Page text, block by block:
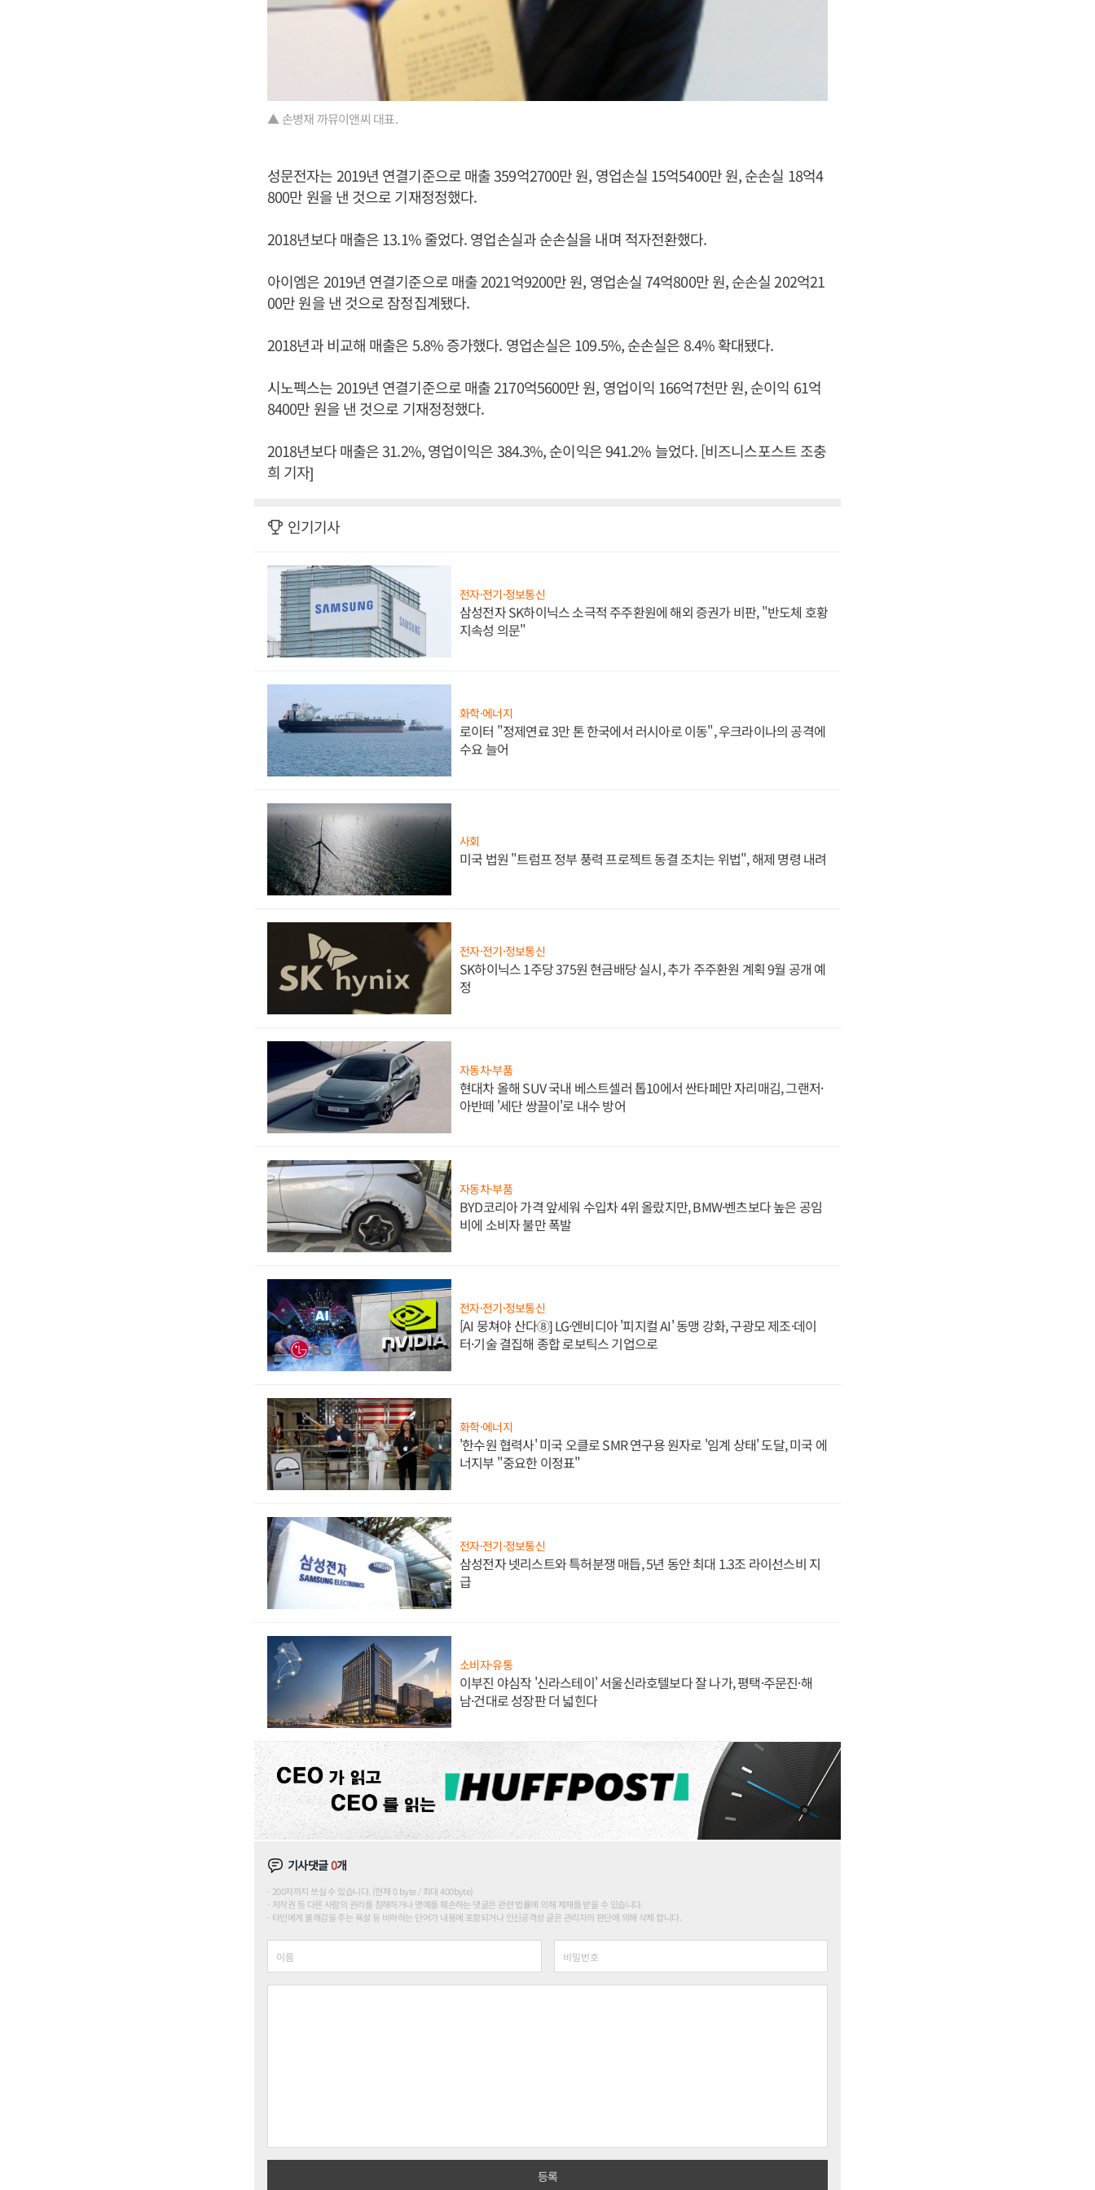
▲ 손병재 까뮤이앤씨 대표.
성문전자는 2019년 연결기준으로 매출 359억2700만 원, 영업손실 15억5400만 원, 순손실 18억4
800만 원을 낸 것으로 기재정정했다.
2018년보다 매출은 13.1% 줄었다. 영업손실과 순손실을 내며 적자전환했다.
아이엠은 2019년 연결기준으로 매출 2021억9200만 원, 영업손실 74억800만 원, 순손실 202억21
00만 원을 낸 것으로 잠정집계됐다.
2018년과 비교해 매출은 5.8% 증가했다. 영업손실은 109.5%, 순손실은 8.4% 확대됐다.
시노펙스는 2019년 연결기준으로 매출 2170억5600만 원, 영업이익 166억7천만 원, 순이익 61억
8400만 원을 낸 것으로 기재정정했다.
2018년보다 매출은 31.2%, 영업이익은 384.3%, 순이익은 941.2% 늘었다. [비즈니스포스트 조충
희 기자]
인기기사
전자·전기·정보통신
삼성전자 SK하이닉스 소극적 주주환원에 해외 증권가 비판, "반도체 호황
지속성 의문"
화학·에너지
로이터 "정제연료 3만 톤 한국에서 러시아로 이동", 우크라이나의 공격에
수요 늘어
사회
미국 법원 "트럼프 정부 풍력 프로젝트 동결 조치는 위법", 해제 명령 내려
전자·전기·정보통신
SK하이닉스 1주당 375원 현금배당 실시, 추가 주주환원 계획 9월 공개 예
정
자동차·부품
현대차 올해 SUV 국내 베스트셀러 톱10에서 싼타페만 자리매김, 그랜저·
아반떼 '세단 쌍끌이'로 내수 방어
자동차·부품
BYD코리아 가격 앞세워 수입차 4위 올랐지만, BMW·벤츠보다 높은 공임
비에 소비자 불만 폭발
전자·전기·정보통신
[AI 뭉쳐야 산다⑧] LG·엔비디아 '피지컬 AI' 동맹 강화, 구광모 제조·데이
터·기술 결집해 종합 로보틱스 기업으로
화학·에너지
'한수원 협력사' 미국 오클로 SMR 연구용 원자로 '임계 상태' 도달, 미국 에
너지부 "중요한 이정표"
전자·전기·정보통신
삼성전자 넷리스트와 특허분쟁 매듭, 5년 동안 최대 1.3조 라이선스비 지
급
소비자·유통
이부진 야심작 '신라스테이' 서울신라호텔보다 잘 나가, 평택·주문진·해
남·건대로 성장판 더 넓힌다
기사댓글0개
200자까지 쓰실 수 있습니다. (현재 0 byte / 최대 400byte)
저작권 등 다른 사람의 권리를 침해하거나 명예를 훼손하는 댓글은 관련 법률에 의해 제재를 받을 수 있습니다.
타인에게 불쾌감을 주는 욕설 등 비하하는 단어가 내용에 포함되거나 인신공격성 글은 관리자의 판단에 의해 삭제 합니다.